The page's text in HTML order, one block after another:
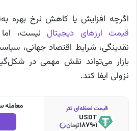
اگرچه افزایش یا کاهش نرخ بهره
قیمت ارزهای دیجیتال نیست،
نقدینگی، شرایط اقتصاد جهانی،
بازار می‌تواند نقش مهمی در
نزولی ایفا کند.
معامله قیمت لحظه‌ای تتر
USDT
187901تومان